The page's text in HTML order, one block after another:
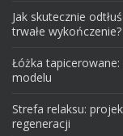
Jak skutecznie
trwałe wykończenie?
Łóżka
modelu
Strefa relaksu:
regeneracji